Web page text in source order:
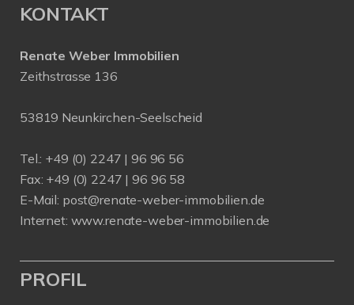
KONTAKT
Renate Weber Immobilien
Zeithstrasse 136
53819 Neunkirchen-Seelscheid
Tel.: +49 (0) 2247 | 96 96 56
Fax: +49 (0) 2247 | 96 96 58
E-Mail: post@renate-weber-immobilien.de
Internet: www.renate-weber-immobilien.de
PROFIL